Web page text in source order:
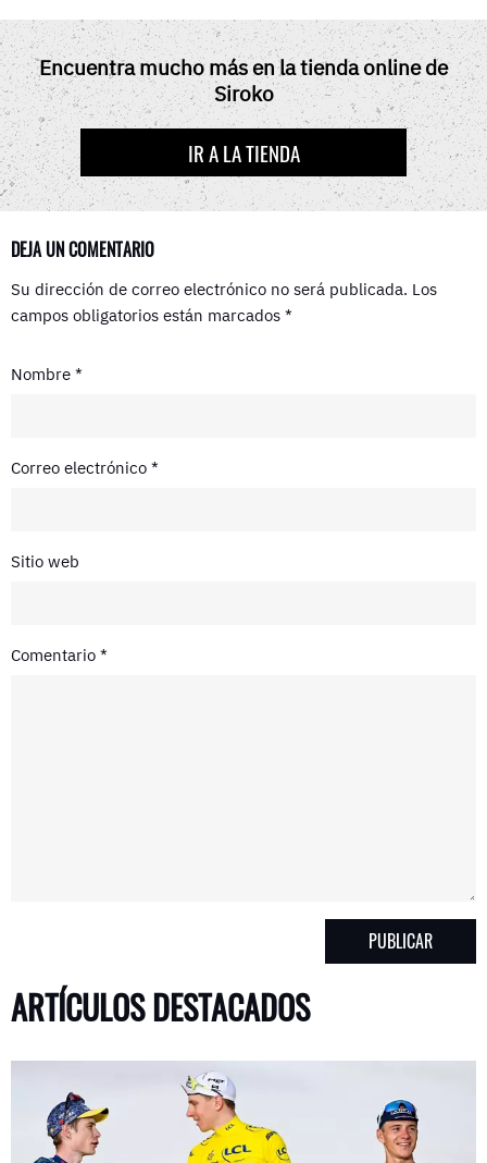
E
B
O
O
K
W
I
T
T
E
R
)
T
E
R
E
S
T
D
I
T
T
S
A
P
P
Encuentra mucho más en la tienda online de
Siroko
IR A LA TIENDA
DEJA UN COMENTARIO
Su dirección de correo electrónico no será publicada. Los
campos obligatorios están marcados *
Nombre *
Correo electrónico *
Sitio web
Comentario *
ARTÍCULOS DESTACADOS